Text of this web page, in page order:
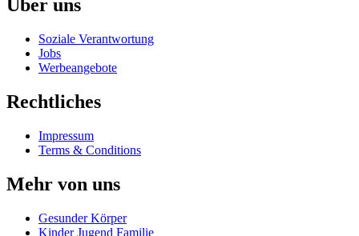
Über uns
Soziale Verantwortung
Jobs
Werbeangebote
Rechtliches
Impressum
Terms & Conditions
Mehr von uns
Gesunder Körper
Kinder Jugend Familie